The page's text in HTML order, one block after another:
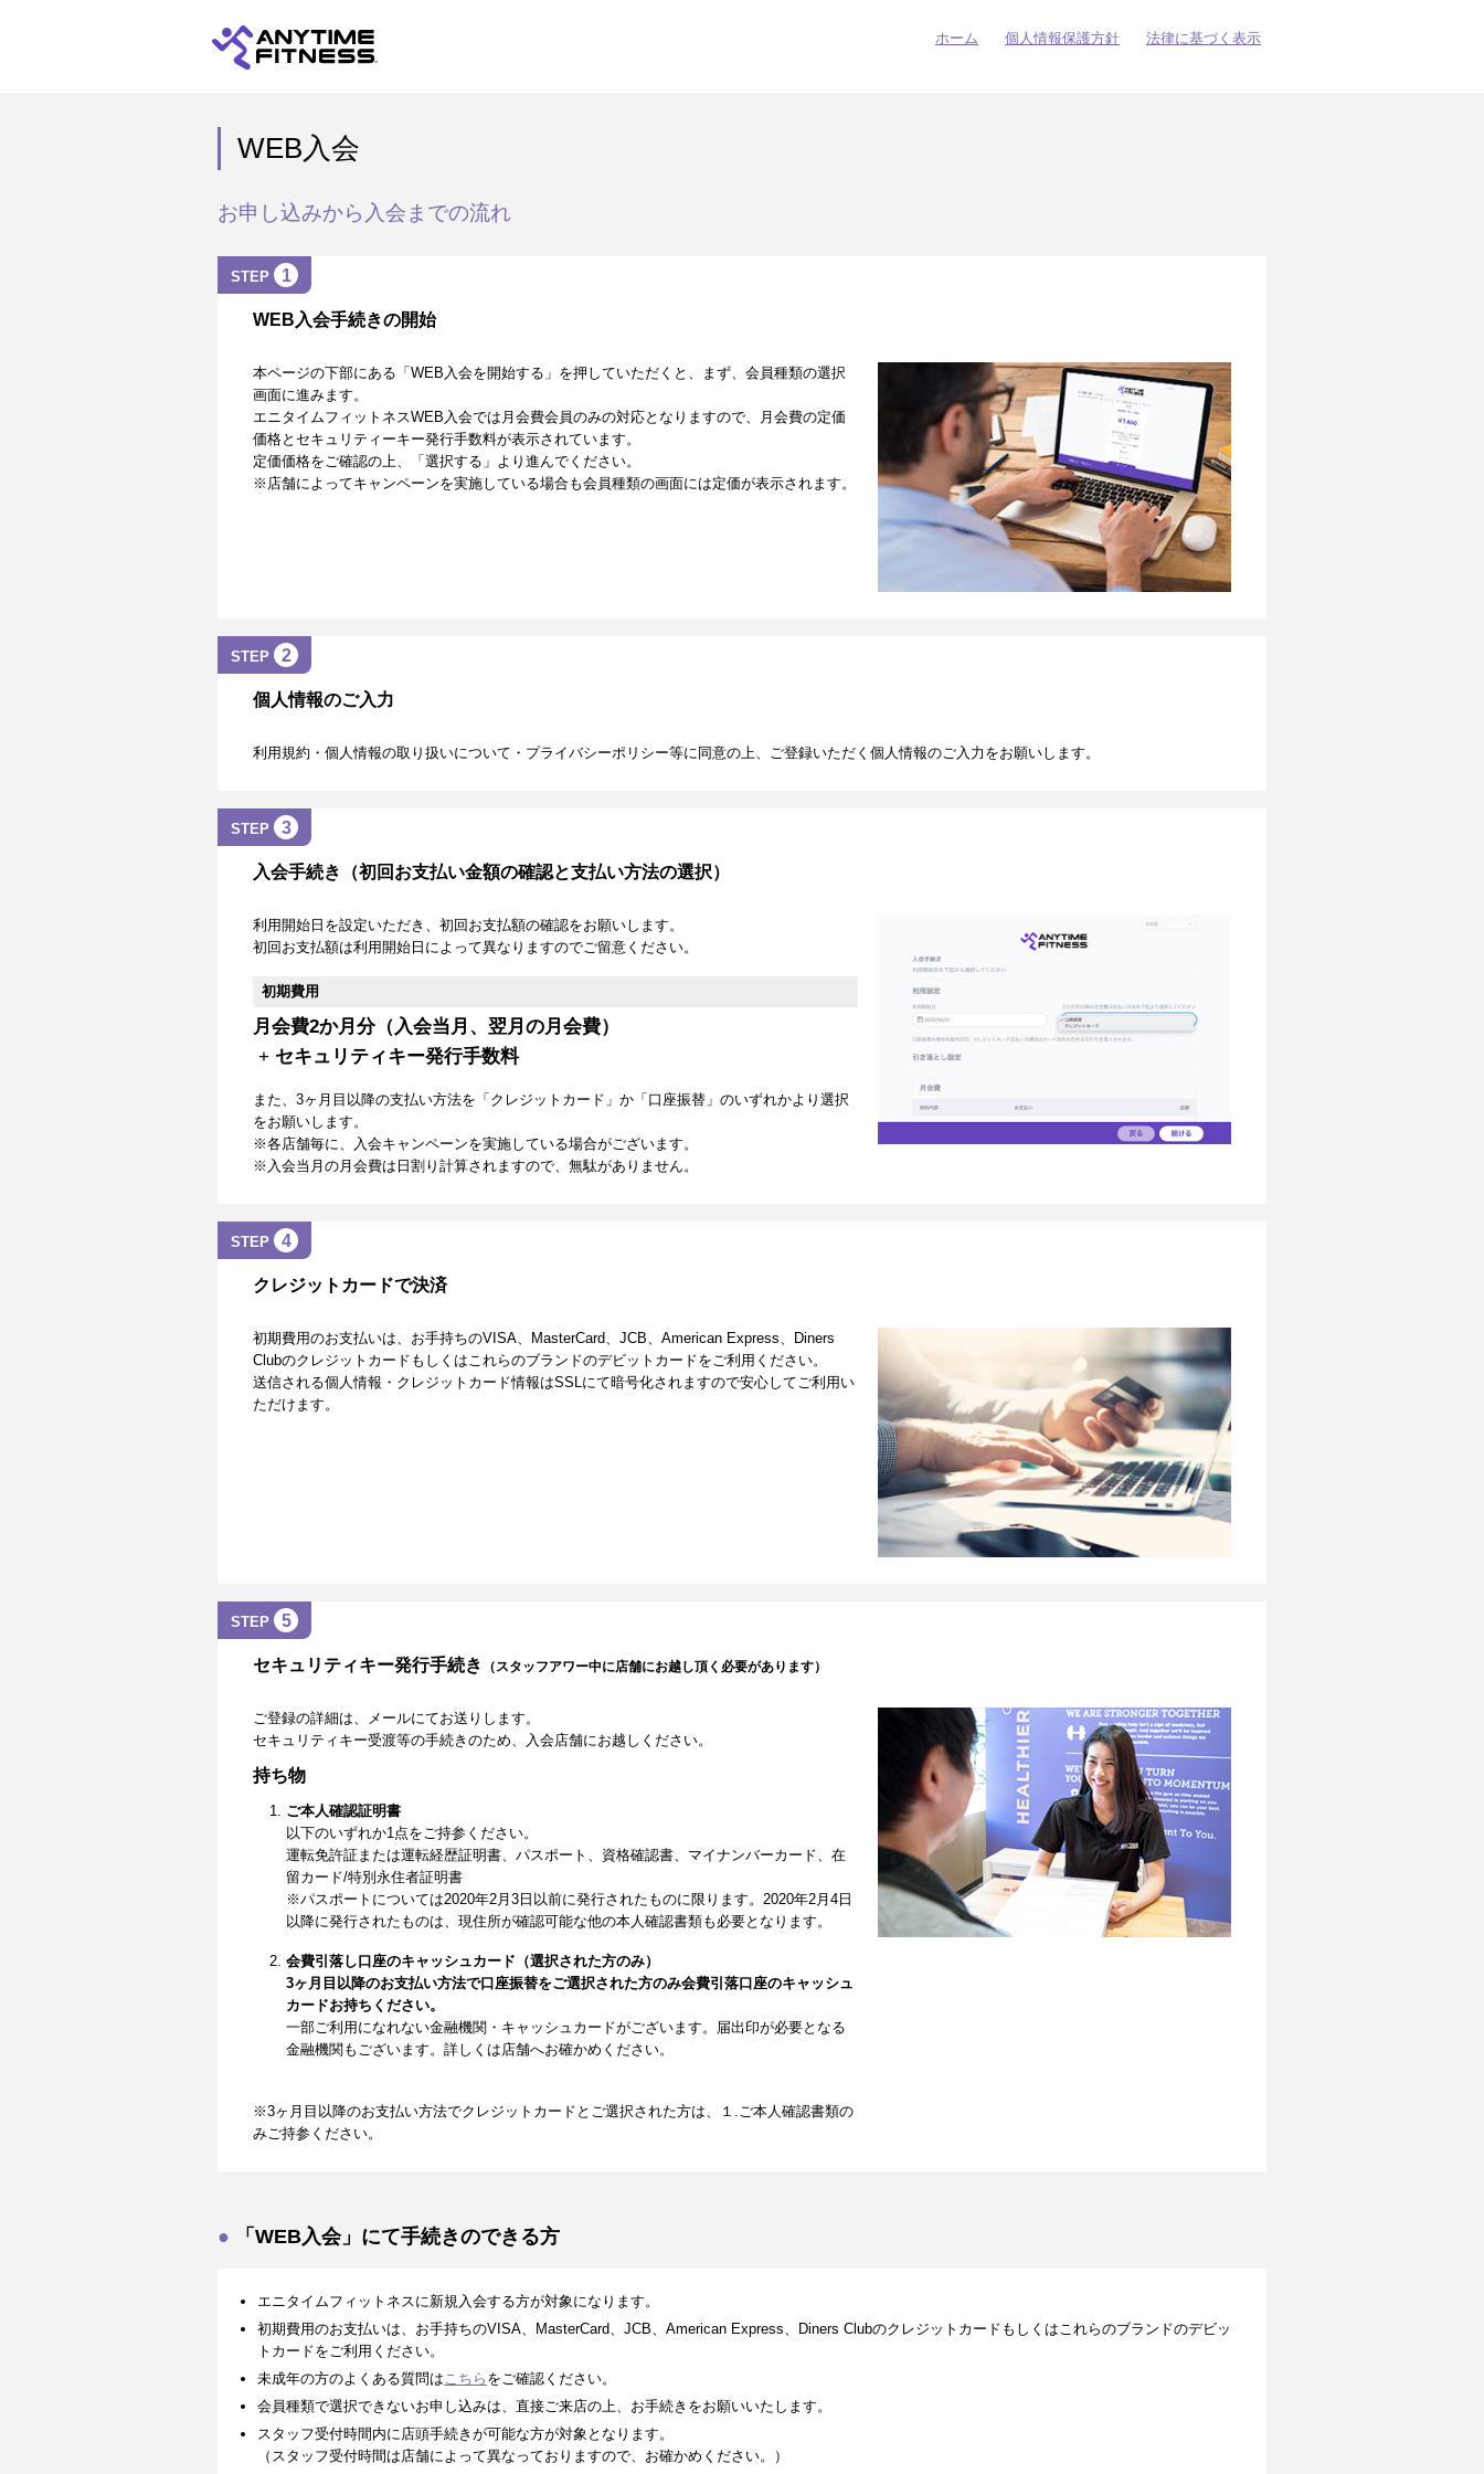
ホーム 個人情報保護方針 法律に基づく表示
WEB入会
お申し込みから入会までの流れ
STEP 1
WEB入会手続きの開始
本ページの下部にある「WEB入会を開始する」を押していただくと、まず、会員種類の選択
画面に進みます。
エニタイムフィットネスWEB入会では月会費会員のみの対応となりますので、月会費の定価
価格とセキュリティーキー発行手数料が表示されています。
定価価格をご確認の上、「選択する」より進んでください。
※店舗によってキャンペーンを実施している場合も会員種類の画面には定価が表示されます。
STEP 2
個人情報のご入力
利用規約・個人情報の取り扱いについて・プライバシーポリシー等に同意の上、ご登録いただく個人情報のご入力をお願いします。
STEP 3
入会手続き（初回お支払い金額の確認と支払い方法の選択）
利用開始日を設定いただき、初回お支払額の確認をお願いします。
初回お支払額は利用開始日によって異なりますのでご留意ください。
初期費用
月会費2か月分（入会当月、翌月の月会費）
+ セキュリティキー発行手数料
また、3ヶ月目以降の支払い方法を「クレジットカード」か「口座振替」のいずれかより選択
をお願いします。
※各店舗毎に、入会キャンペーンを実施している場合がございます。
※入会当月の月会費は日割り計算されますので、無駄がありません。
STEP 4
クレジットカードで決済
初期費用のお支払いは、お手持ちのVISA、MasterCard、JCB、American Express、Diners
Clubのクレジットカードもしくはこれらのブランドのデビットカードをご利用ください。
送信される個人情報・クレジットカード情報はSSLにて暗号化されますので安心してご利用い
ただけます。
STEP 5
セキュリティキー発行手続き （スタッフアワー中に店舗にお越し頂く必要があります）
ご登録の詳細は、メールにてお送りします。
セキュリティキー受渡等の手続きのため、入会店舗にお越しください。
持ち物
ご本人確認証明書
以下のいずれか1点をご持参ください。
運転免許証または運転経歴証明書、パスポート、資格確認書、マイナンバーカード、在
留カード/特別永住者証明書
※パスポートについては2020年2月3日以前に発行されたものに限ります。2020年2月4日
以降に発行されたものは、現住所が確認可能な他の本人確認書類も必要となります。
会費引落し口座のキャッシュカード（選択された方のみ）
3ヶ月目以降のお支払い方法で口座振替をご選択された方のみ会費引落口座のキャッシュ
カードお持ちください。
一部ご利用になれない金融機関・キャッシュカードがございます。届出印が必要となる
金融機関もございます。詳しくは店舗へお確かめください。
※3ヶ月目以降のお支払い方法でクレジットカードとご選択された方は、１.ご本人確認書類の
みご持参ください。
「WEB入会」にて手続きのできる方
エニタイムフィットネスに新規入会する方が対象になります。
初期費用のお支払いは、お手持ちのVISA、MasterCard、JCB、American Express、Diners Clubのクレジットカードもしくはこれらのブランドのデビッ
トカードをご利用ください。
未成年の方のよくある質問は こちら をご確認ください。
会員種類で選択できないお申し込みは、直接ご来店の上、お手続きをお願いいたします。
スタッフ受付時間内に店頭手続きが可能な方が対象となります。
（スタッフ受付時間は店舗によって異なっておりますので、お確かめください。）